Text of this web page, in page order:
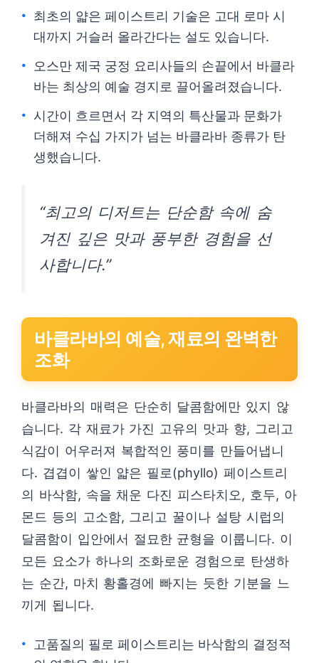
최초의 얇은 페이스트리 기술은 고대 로마 시
대까지 거슬러 올라간다는 설도 있습니다.
오스만 제국 궁정 요리사들의 손끝에서 바클라
바는 최상의 예술 경지로 끌어올려졌습니다.
시간이 흐르면서 각 지역의 특산물과 문화가
더해져 수십 가지가 넘는 바클라바 종류가 탄
생했습니다.
“최고의 디저트는 단순함 속에 숨
겨진 깊은 맛과 풍부한 경험을 선
사합니다.”
바클라바의 예술, 재료의 완벽한
조화
바클라바의 매력은 단순히 달콤함에만 있지 않
습니다. 각 재료가 가진 고유의 맛과 향, 그리고
식감이 어우러져 복합적인 풍미를 만들어냅니
다. 겹겹이 쌓인 얇은 필로(phyllo) 페이스트리
의 바삭함, 속을 채운 다진 피스타치오, 호두, 아
몬드 등의 고소함, 그리고 꿀이나 설탕 시럽의
달콤함이 입안에서 절묘한 균형을 이룹니다. 이
모든 요소가 하나의 조화로운 경험으로 탄생하
는 순간, 마치 황홀경에 빠지는 듯한 기분을 느
끼게 됩니다.
고품질의 필로 페이스트리는 바삭함의 결정적